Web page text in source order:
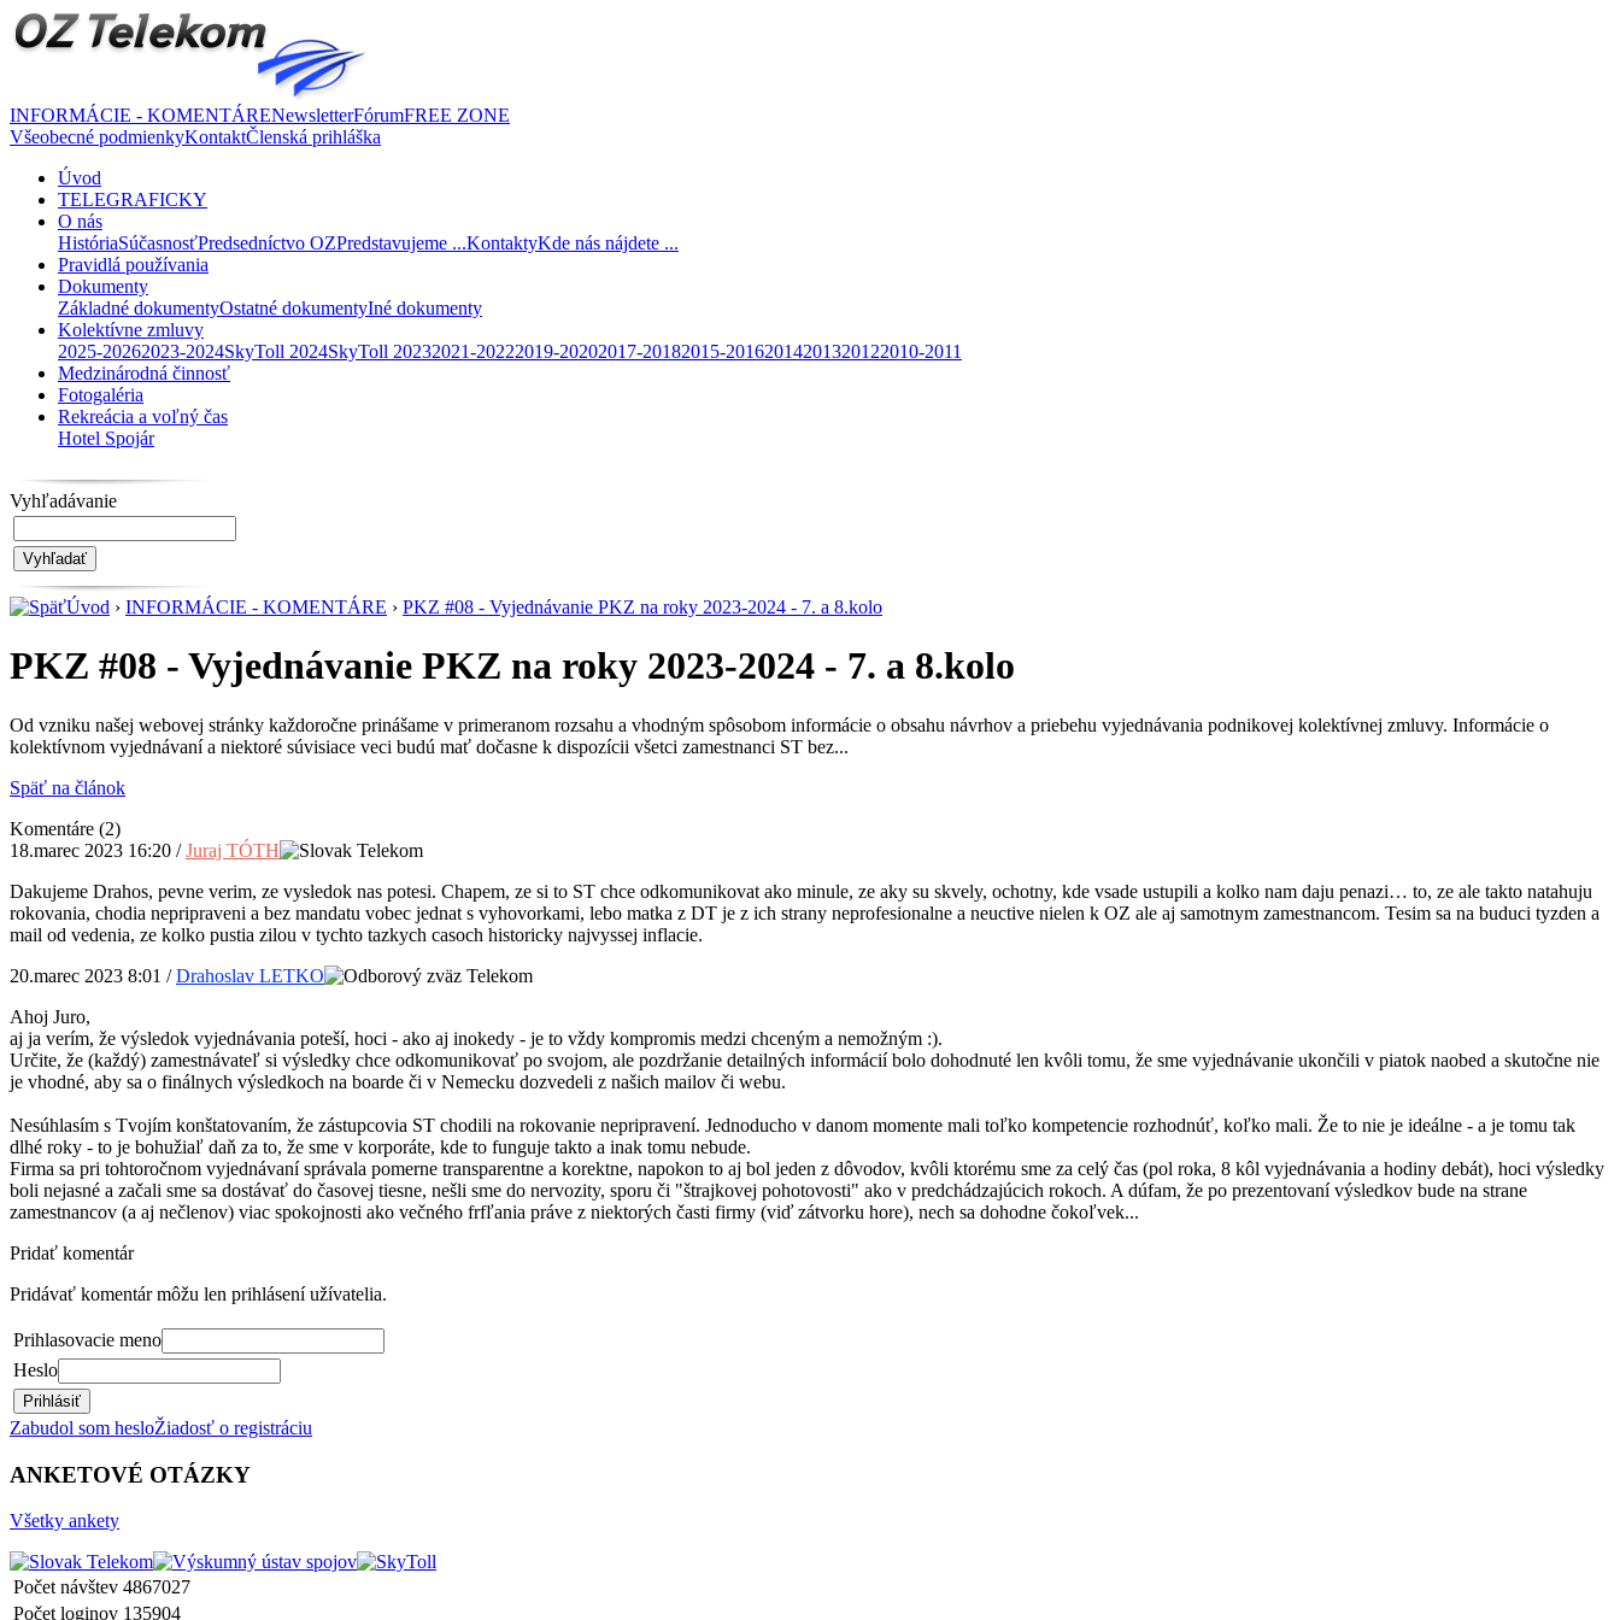
INFORMÁCIE - KOMENTÁRENewsletterFórumFREE ZONE
Všeobecné podmienkyKontaktČlenská prihláška
Úvod
TELEGRAFICKY
O nás
HistóriaSúčasnosťPredsedníctvo OZPredstavujeme ...KontaktyKde nás nájdete ...
Pravidlá používania
Dokumenty
Základné dokumentyOstatné dokumentyIné dokumenty
Kolektívne zmluvy
2025-20262023-2024SkyToll 2024SkyToll 20232021-20222019-20202017-20182015-20162014201320122010-2011
Medzinárodná činnosť
Fotogaléria
Rekreácia a voľný čas
Hotel Spojár
Vyhľadávanie
Vyhľadať
Úvod › INFORMÁCIE - KOMENTÁRE › PKZ #08 - Vyjednávanie PKZ na roky 2023-2024 - 7. a 8.kolo
PKZ #08 - Vyjednávanie PKZ na roky 2023-2024 - 7. a 8.kolo
Od vzniku našej webovej stránky každoročne prinášame v primeranom rozsahu a vhodným spôsobom informácie o obsahu návrhov a priebehu vyjednávania podnikovej kolektívnej zmluvy. Informácie o
kolektívnom vyjednávaní a niektoré súvisiace veci budú mať dočasne k dispozícii všetci zamestnanci ST bez...
Späť na článok
Komentáre (2)
18.marec 2023 16:20 /Juraj TÓTH
Dakujeme Drahos, pevne verim, ze vysledok nas potesi. Chapem, ze si to ST chce odkomunikovat ako minule, ze aky su skvely, ochotny, kde vsade ustupili a kolko nam daju penazi… to, ze ale takto natahuju
rokovania, chodia nepripraveni a bez mandatu vobec jednat s vyhovorkami, lebo matka z DT je z ich strany neprofesionalne a neuctive nielen k OZ ale aj samotnym zamestnancom. Tesim sa na buduci tyzden a
mail od vedenia, ze kolko pustia zilou v tychto tazkych casoch historicky najvyssej inflacie.
20.marec 2023 8:01 /Drahoslav LETKO
Ahoj Juro,
aj ja verím, že výsledok vyjednávania poteší, hoci - ako aj inokedy - je to vždy kompromis medzi chceným a nemožným :).
Určite, že (každý) zamestnávateľ si výsledky chce odkomunikovať po svojom, ale pozdržanie detailných informácií bolo dohodnuté len kvôli tomu, že sme vyjednávanie ukončili v piatok naobed a skutočne nie
je vhodné, aby sa o finálnych výsledkoch na boarde či v Nemecku dozvedeli z našich mailov či webu.
Nesúhlasím s Tvojím konštatovaním, že zástupcovia ST chodili na rokovanie nepripravení. Jednoducho v danom momente mali toľko kompetencie rozhodnúť, koľko mali. Že to nie je ideálne - a je tomu tak
dlhé roky - to je bohužiaľ daň za to, že sme v korporáte, kde to funguje takto a inak tomu nebude.
Firma sa pri tohtoročnom vyjednávaní správala pomerne transparentne a korektne, napokon to aj bol jeden z dôvodov, kvôli ktorému sme za celý čas (pol roka, 8 kôl vyjednávania a hodiny debát), hoci výsledky
boli nejasné a začali sme sa dostávať do časovej tiesne, nešli sme do nervozity, sporu či "štrajkovej pohotovosti" ako v predchádzajúcich rokoch. A dúfam, že po prezentovaní výsledkov bude na strane
zamestnancov (a aj nečlenov) viac spokojnosti ako večného frfľania práve z niektorých časti firmy (viď zátvorku hore), nech sa dohodne čokoľvek...
Pridať komentár
Pridávať komentár môžu len prihlásení užívatelia.
Prihlasovacie meno
Heslo
Prihlásiť
Zabudol som hesloŽiadosť o registráciu
ANKETOVÉ OTÁZKY
Všetky ankety
Počet návštev 4867027
Počet loginov 135904